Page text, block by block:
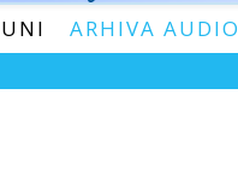
ARHIVA AUDIO